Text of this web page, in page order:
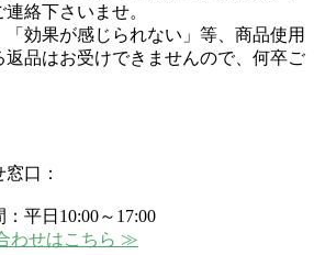
絡下さいませ。
効果が感じられない」等、商品使用
品はお受けできませんので、何卒ご
口：
平日10:00～17:00
わせはこちら ≫